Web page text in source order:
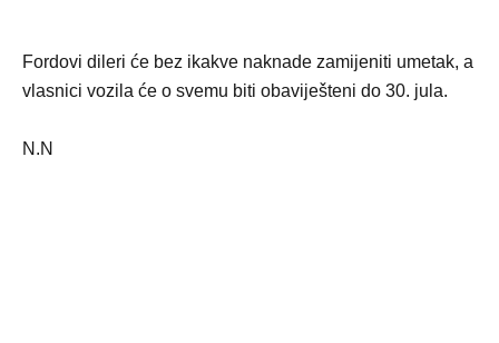
Fordovi dileri će bez ikakve naknade zamijeniti umetak, a
vlasnici vozila će o svemu biti obaviješteni do 30. jula.
N.N